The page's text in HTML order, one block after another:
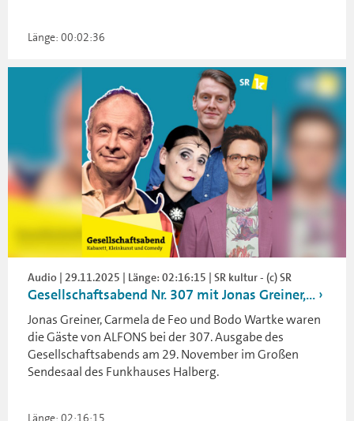
Länge: 00:02:36
Audio | 29.11.2025 | Länge: 02:16:15 | SR kultur - (c) SR
Gesellschaftsabend Nr. 307 mit Jonas Greiner,...
Jonas Greiner, Carmela de Feo und Bodo Wartke waren
die Gäste von ALFONS bei der 307. Ausgabe des
Gesellschaftsabends am 29. November im Großen
Sendesaal des Funkhauses Halberg.
Länge: 02:16:15